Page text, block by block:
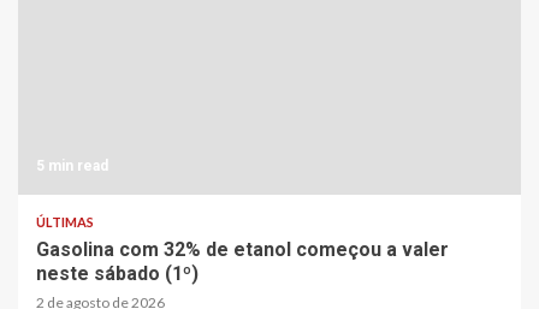
5 min read
ÚLTIMAS
Gasolina com 32% de etanol começou a valer
neste sábado (1º)
2 de agosto de 2026